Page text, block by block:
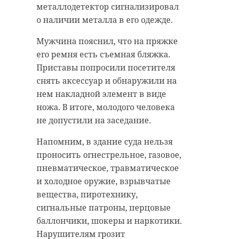
металлодетектор сигнализировал
о наличии металла в его одежде.
Мужчина пояснил, что на пряжке
его ремня есть съемная бляжка.
Приставы попросили посетителя
снять аксессуар и обнаружили на
нем накладной элемент в виде
ножа. В итоге, молодого человека
не допустили на заседание.
Напомним, в здание суда нельзя
проносить огнестрельное, газовое,
пневматическое, травматическое
и холодное оружие, взрывчатые
вещества, пиротехнику,
сигнальные патроны, перцовые
баллончики, шокеры и наркотики.
Нарушителям грозит